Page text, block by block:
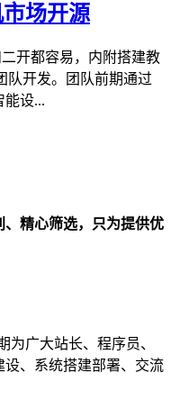
场开源
开都容易，内附搭建教
队开发。团队前期通过
能设...
精心筛选，只为提供优
为广大站长、程序员、
、系统搭建部署、交流